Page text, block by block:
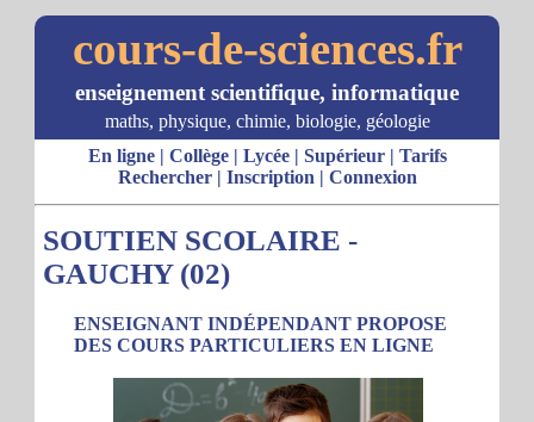
cours-de-sciences.fr
enseignement scientifique, informatique
maths, physique, chimie, biologie, géologie
En ligne| Collège| Lycée| Supérieur| Tarifs
Rechercher| Inscription | Connexion
SOUTIEN SCOLAIRE -
GAUCHY (02)
ENSEIGNANT INDÉPENDANT PROPOSE
DES COURS PARTICULIERS EN LIGNE